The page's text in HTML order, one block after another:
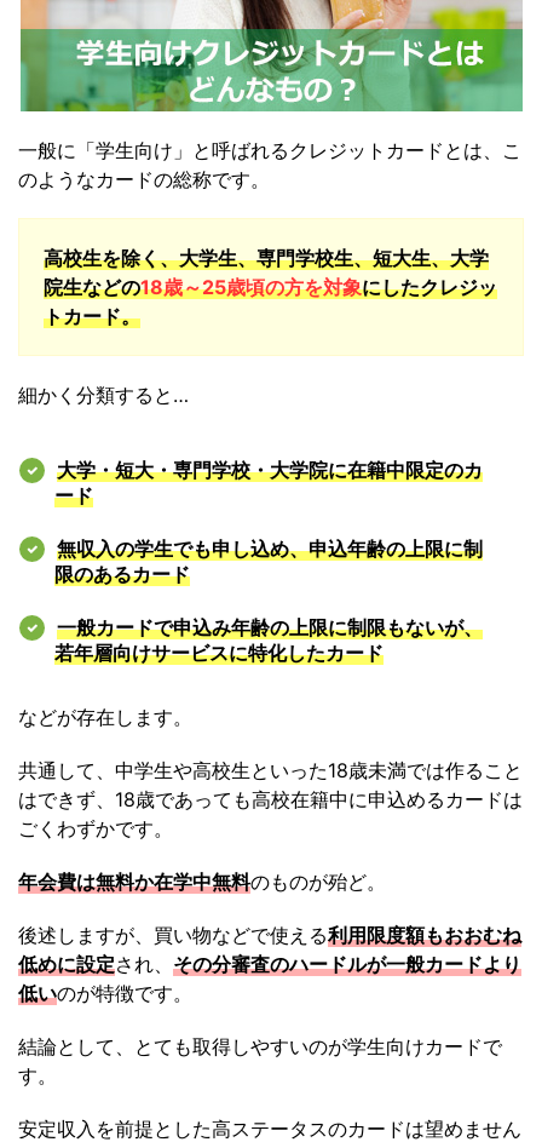
一般に「学生向け」と呼ばれるクレジットカードとは、 こ
のようなカードの総称です。
高校生を除く、大学生、専門学校生、短大生、大学
院生などの18歳～25歳頃の方を対象にしたクレジッ
トカード。
細かく分類すると…
大学・短大・専門学校・大学院に在籍中限定のカ
ード
無収入の学生でも申し込め、申込年齢の上限に制
限のあるカード
一般カードで申込み年齢の上限に制限もないが、
若年層向けサービスに特化したカード
などが存在します。
共通して、中学生や高校生といった18歳未満では作ること
はできず、18歳であっても高校在籍中に申込めるカードは
ごくわずかです。
年会費は無料か在学中無料のものが殆ど。
後述しますが、買い物などで使える利用限度額もおおむね
低めに設定され、 その分審査のハードルが一般カードより
低いのが特徴です。
結論として、とても取得しやすいのが学生向けカードで
す。
安定収入を前提とした高ステータスのカードは望めません